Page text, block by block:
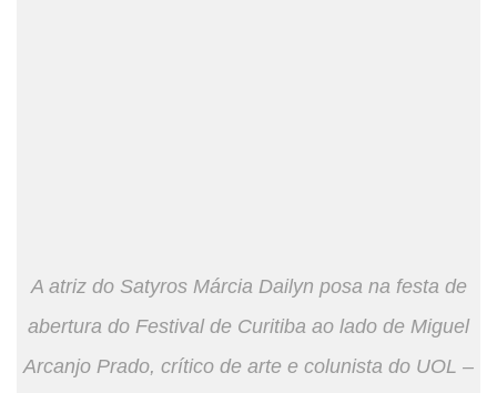
A atriz do Satyros Márcia Dailyn posa na festa de
abertura do Festival de Curitiba ao lado de Miguel
Arcanjo Prado, crítico de arte e colunista do UOL –